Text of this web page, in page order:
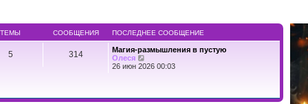
ТЕМЫ СООБЩЕНИЯ ПОСЛЕДНЕЕ СООБЩЕНИЕ
5 314
Магия-размышления в пустую
Олеся
е
т
26 июн 2026 00:03